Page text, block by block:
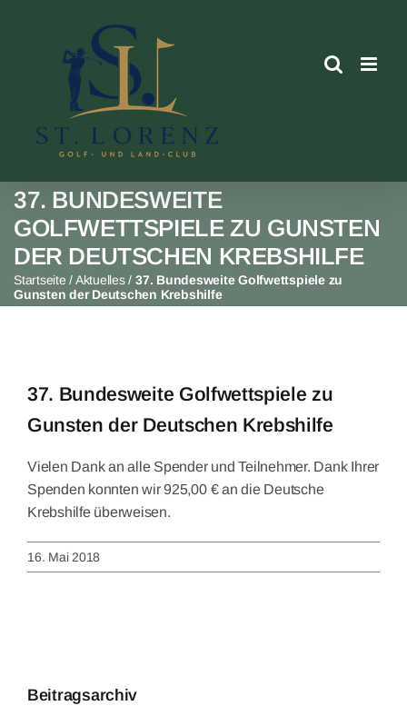
37. BUNDESWEITE
GOLFWETTSPIELE ZU GUNSTEN
DER DEUTSCHEN KREBSHILFE
Startseite /Aktuelles/37. Bundesweite Golfwettspiele zu
Gunsten der Deutschen Krebshilfe
37. Bundesweite Golfwettspiele zu
Gunsten der Deutschen Krebshilfe
Vielen Dank an alle Spender und Teilnehmer. Dank Ihrer
Spenden konnten wir 925,00 € an die Deutsche
Krebshilfe überweisen.
16. Mai 2018
Beitragsarchiv